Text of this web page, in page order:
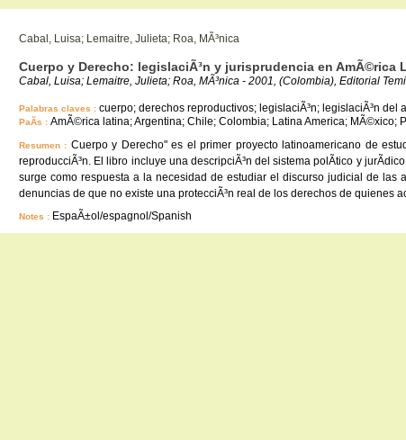
Cabal, Luisa; Lemaitre, Julieta; Roa, MÃ³nica
Cuerpo y Derecho: legislaciÃ³n y jurisprudencia en AmÃ©rica
Cabal, Luisa; Lemaitre, Julieta; Roa, MÃ³nica - 2001, (Colombia), Editorial
Palabras claves : cuerpo; derechos reproductivos; legislaciÃ³n; legislaciÃ³n del
PaÃ­s : AmÃ©rica latina; Argentina; Chile; Colombia; Latina America; MÃ©xico;
Resumen : Cuerpo y Derecho" es el primer proyecto latinoamericano de
reproducciÃ³n. El libro incluye una descripciÃ³n del sistema polÃ­tico y
surge como respuesta a la necesidad de estudiar el discurso judicial de las
denuncias de que no existe una protecciÃ³n real de los derechos de quienes
Notes : EspaÃ±ol/espagnol/Spanish